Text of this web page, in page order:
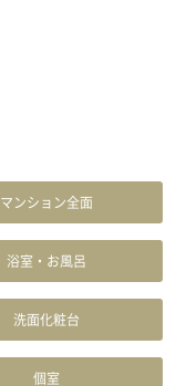
マンション全面
浴室・お風呂
洗面化粧台
個室